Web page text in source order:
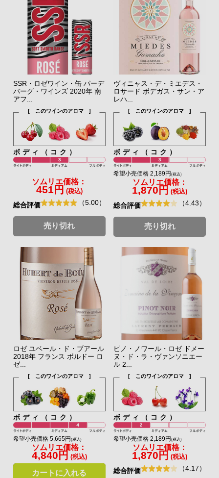
SSR・ロゼワイン・缶 パーデ
バーグ・ワインズ 2020年 南
アフ...
[ このワインのアロマ ]
ボディ（コク）
ソムリエ価格：
451円 (税込)
総合評価 （5.00）
売り切れ
ヴィニャス・デ・ミエデス・
ロサード ボデガス・サン・ア
レハ...
[ このワインのアロマ ]
ボディ（コク）
希望小売価格 2,189円(税込)
ソムリエ価格：
1,870円 (税込)
総合評価 （4.43）
売り切れ
ロゼ ユベール・ド・ブアール
2018年 フランス ボルドー ロ
ゼ...
[ このワインのアロマ ]
ボディ（コク）
希望小売価格 5,665円 (税込)
ソムリエ価格：
4,840円 (税込)
カートに入れる
ピノ・ノワール・ロゼ ドメー
ヌ・ド・ラ・ヴァンソニエー
ル 2...
[ このワインのアロマ ]
ボディ（コク）
希望小売価格 2,189円(税込)
ソムリエ価格：
1,870円 (税込)
総合評価 （4.17）